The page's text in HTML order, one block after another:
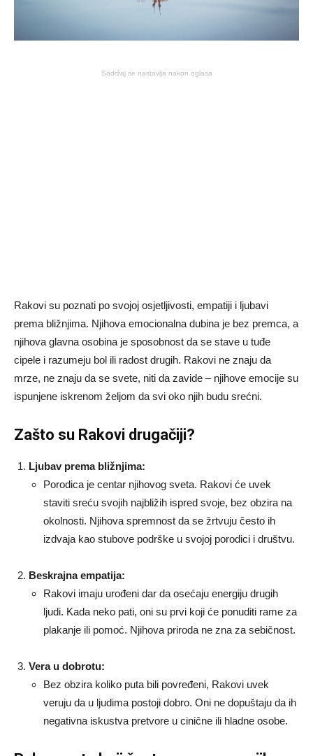
Sadržaj se nastavlja nakon oglasa
Rakovi su poznati po svojoj osjetljivosti, empatiji i ljubavi
prema bližnjima. Njihova emocionalna dubina je bez premca, a
njihova glavna osobina je sposobnost da se stave u tuđe
cipele i razumeju bol ili radost drugih. Rakovi ne znaju da
mrze, ne znaju da se svete, niti da zavide – njihove emocije su
ispunjene iskrenom željom da svi oko njih budu srećni.
Zašto su Rakovi drugačiji?
Ljubav prema bližnjima:
Porodica je centar njihovog sveta. Rakovi će uvek
staviti sreću svojih najbližih ispred svoje, bez obzira na
okolnosti. Njihova spremnost da se žrtvuju često ih
izdvaja kao stubove podrške u svojoj porodici i društvu.
Beskrajna empatija:
Rakovi imaju urođeni dar da osećaju energiju drugih
ljudi. Kada neko pati, oni su prvi koji će ponuditi rame za
plakanje ili pomoć. Njihova priroda ne zna za sebičnost.
Vera u dobrotu:
Bez obzira koliko puta bili povređeni, Rakovi uvek
veruju da u ljudima postoji dobro. Oni ne dopuštaju da ih
negativna iskustva pretvore u cinične ili hladne osobe.